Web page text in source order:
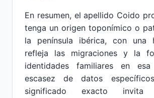
En resumen, el apellido Coido
tenga un origen toponímico o
la península ibérica, con una
refleja las migraciones y la
identidades familiares en
escasez de datos
significado exacto